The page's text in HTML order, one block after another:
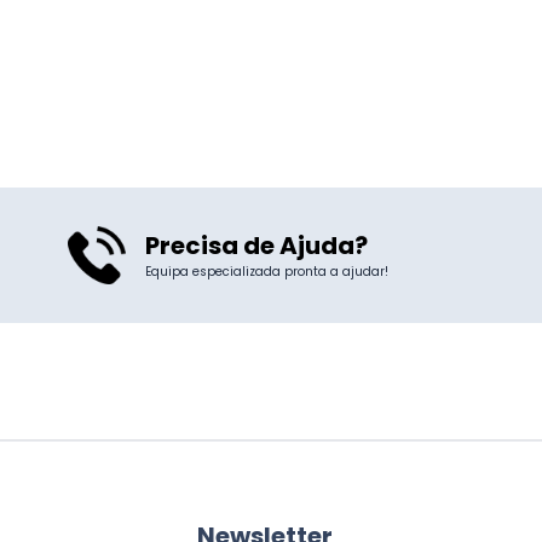
Precisa de Ajuda?
Equipa especializada pronta a ajudar!